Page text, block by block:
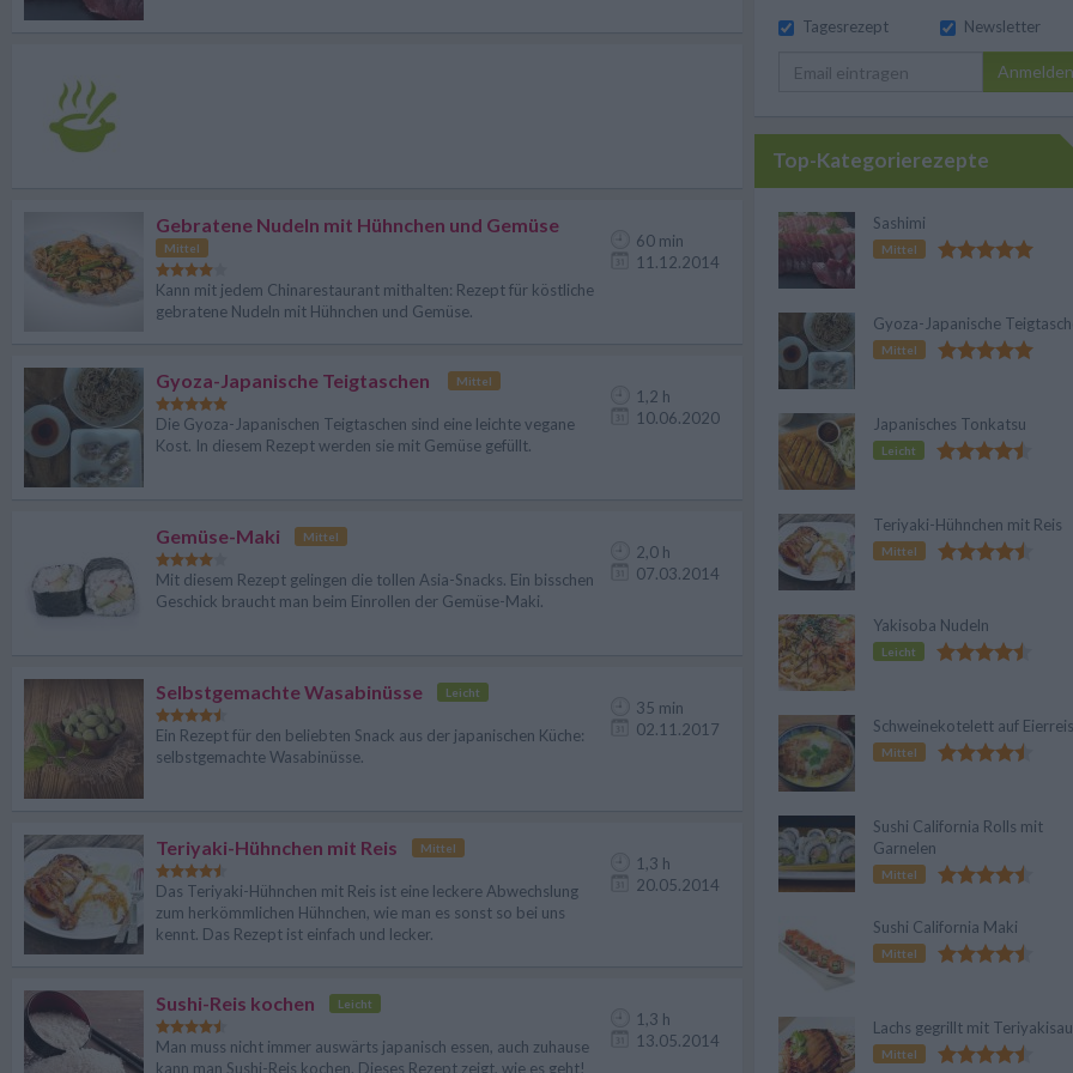
Gebratene Nudeln mit Hühnchen und Gemüse
Mittel
Kann mit jedem Chinarestaurant mithalten: Rezept für köstliche
gebratene Nudeln mit Hühnchen und Gemüse.
60 min
11.12.2014
Gyoza-Japanische Teigtaschen Mittel
Die Gyoza-Japanischen Teigtaschen sind eine leichte vegane
Kost. In diesem Rezept werden sie mit Gemüse gefüllt.
1,2 h
10.06.2020
Gemüse-Maki Mittel
Mit diesem Rezept gelingen die tollen Asia-Snacks. Ein bisschen
Geschick braucht man beim Einrollen der Gemüse-Maki.
2,0 h
07.03.2014
Selbstgemachte Wasabinüsse Leicht
Ein Rezept für den beliebten Snack aus der japanischen Küche:
selbstgemachte Wasabinüsse.
35 min
02.11.2017
Teriyaki-Hühnchen mit Reis Mittel
Das Teriyaki-Hühnchen mit Reis ist eine leckere Abwechslung
zum herkömmlichen Hühnchen, wie man es sonst so bei uns
kennt. Das Rezept ist einfach und lecker.
1,3 h
20.05.2014
Sushi-Reis kochen Leicht
Man muss nicht immer auswärts japanisch essen, auch zuhause
kann man Sushi-Reis kochen. Dieses Rezept zeigt, wie es geht!
1,3 h
13.05.2014
Tagesrezept
Newsletter
Anmelden
Top-Kategorierezepte
Sashimi
Mittel
Gyoza-Japanische
Mittel
Japanisches Tonkatsu
Leicht
Teriyaki-Hühnchen mit Reis
Mittel
Yakisoba Nudeln
Leicht
Schweinekotelett auf Eierreis
Mittel
Sushi California Rolls mit
Garnelen
Mittel
Sushi California Maki
Mittel
Lachs gegrillt mit
Mittel